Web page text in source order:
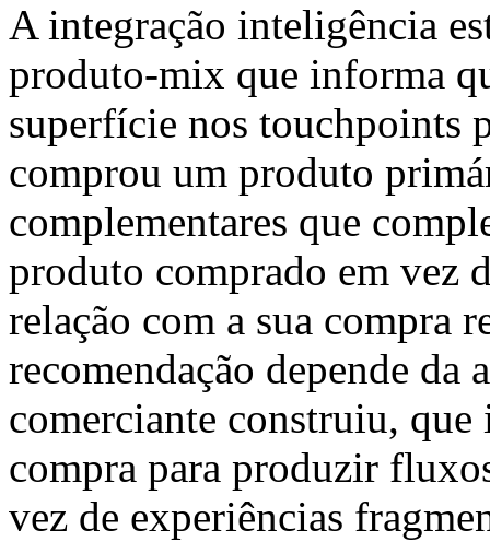
A integração inteligência
produto-mix que informa
superfície nos touchpoints
comprou um produto
complementares que
produto comprado em vez
relação com a sua compra
recomendação depende da
comerciante construiu,
compra para produzir
vez de experiências